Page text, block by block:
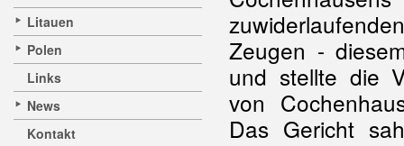
Litauen
Polen
Links
News
Kontakt
Zeugen -
und stellte die
von
Das Gericht